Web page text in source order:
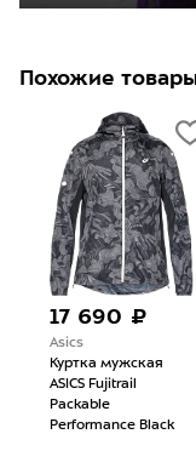
Похожие
17 690 ₽
Asics
Куртка мужская
ASICS Fujitrail
Packable
Performance Black